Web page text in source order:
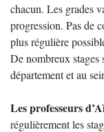
chacun. Les grades
progression. Pas de
plus régulière
De nombreux stages
département et au
Les professeurs
régulièrement les